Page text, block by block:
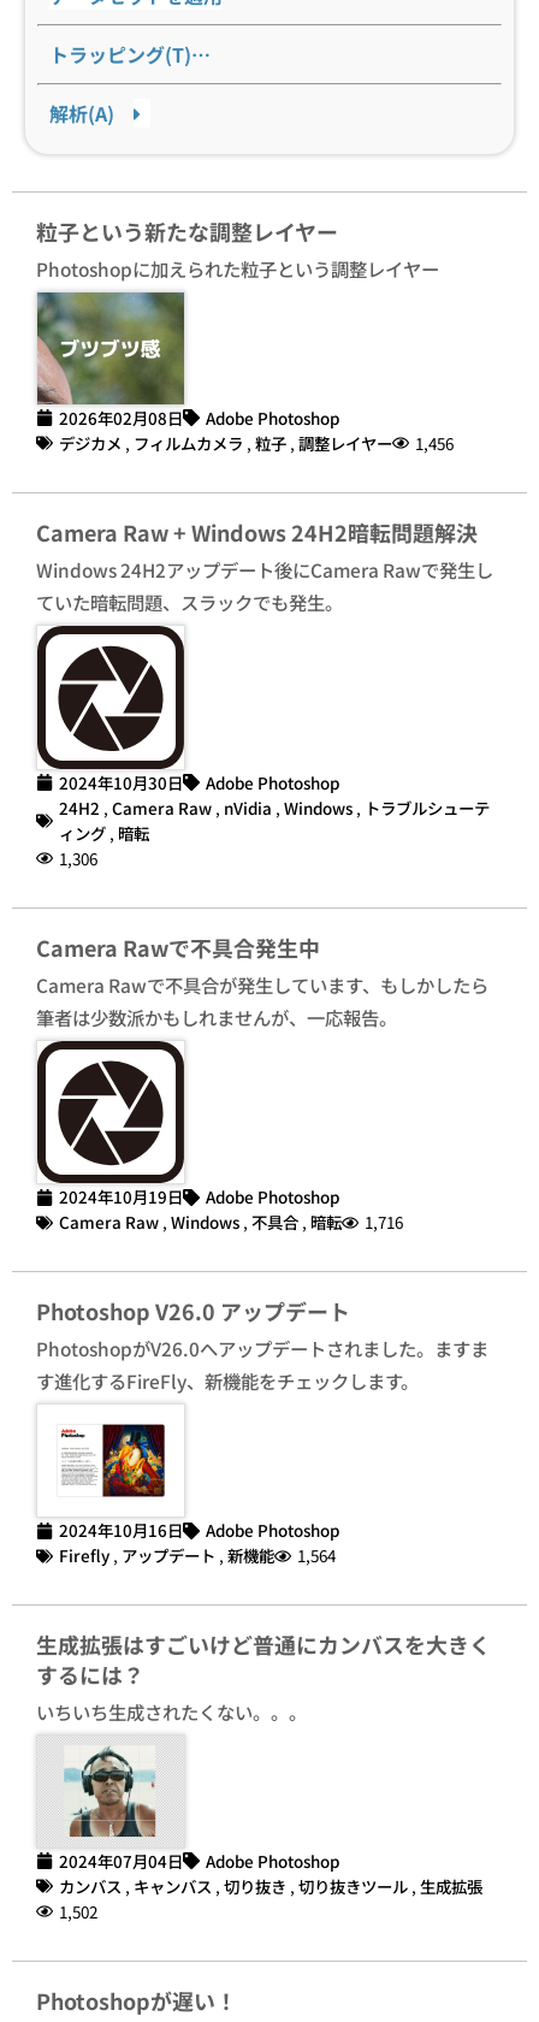
トラッピング(T)…
解析(A)
粒子という新たな調整レイヤー
Photoshopに加えられた粒子という調整レイヤー
2026年02月08日
Adobe Photoshop
デジカメ , フィルムカメラ , 粒子 , 調整レイヤー 1,456
Camera Raw + Windows 24H2暗転問題解決
Windows 24H2アップデート後にCamera Rawで発生し
ていた暗転問題、スラックでも発生。
2024年10月30日
Adobe Photoshop
24H2 , Camera Raw , nVidia , Windows , トラブルシューテ
ィング , 暗転
1,306
Camera Rawで不具合発生中
Camera Rawで不具合が発生しています、もしかしたら
筆者は少数派かもしれませんが、一応報告。
2024年10月19日
Adobe Photoshop
Camera Raw , Windows , 不具合 , 暗転 1,716
Photoshop V26.0 アップデート
PhotoshopがV26.0へアップデートされました。ますま
す進化するFireFly、新機能をチェックします。
2024年10月16日
Adobe Photoshop
Firefly , アップデート , 新機能 1,564
生成拡張はすごいけど普通にカンバスを大きく
するには？
いちいち生成されたくない。。。
2024年07月04日
Adobe Photoshop
カンバス , キャンバス , 切り抜き , 切り抜きツール , 生成拡張
1,502
Photoshopが遅い！